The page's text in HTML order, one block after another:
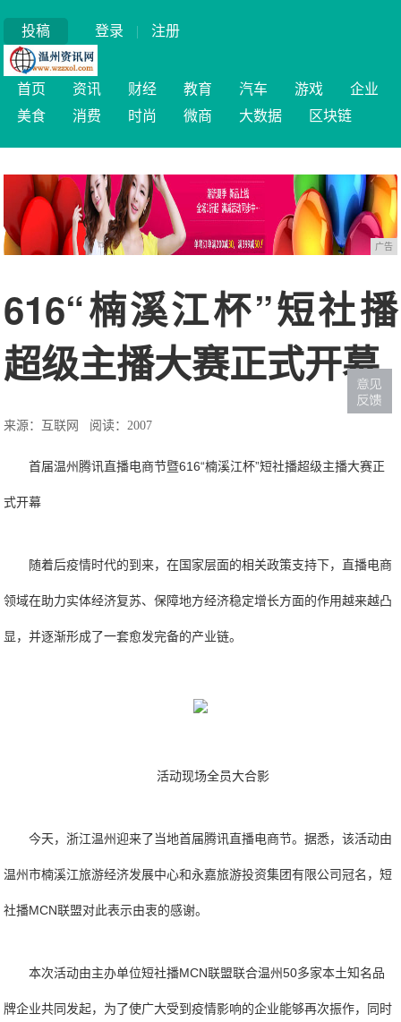
投稿 登录 | 注册
首页 资讯 财经 教育 汽车 游戏
企业
美食
消费 时尚 微商 大数据 区块链
广告
616“楠溪江杯”短社播
超级主播大赛正式开幕
来源：互联网 阅读：2007
首届温州腾讯直播电商节暨616“楠溪江杯”短社播超级主播大赛正
式开幕
随着后疫情时代的到来，在国家层面的相关政策支持下，直播电商
领域在助力实体经济复苏、保障地方经济稳定增长方面的作用越来越凸
显，并逐渐形成了一套愈发完备的产业链。
活动现场全员大合影
今天，浙江温州迎来了当地首届腾讯直播电商节。据悉，该活动由
温州市楠溪江旅游经济发展中心和永嘉旅游投资集团有限公司冠名，短
社播MCN联盟对此表示由衷的感谢。
本次活动由主办单位短社播MCN联盟联合温州50多家本土知名品
牌企业共同发起，为了使广大受到疫情影响的企业能够再次振作，同时